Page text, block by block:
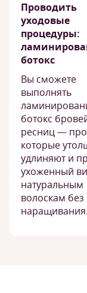
Проводить
уходовые
процедуры:
ботокс
Вы сможете
выполнять
ботокс
ресниц —
которые
удлиняют и
ухоженный
натуральным
волоскам без
наращивания.